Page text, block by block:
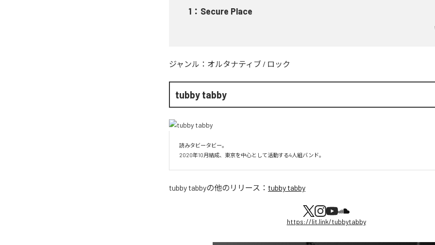
1 ： Secure Place
ジャンル： オルタナティブ / ロック
tubby tabby
読みタビータビー。
2020年10月結成、東京を中心として活動する4人組バンド。
tubby tabbyの他のリリース： tubby tabby
https://lit.link/tubbytabby